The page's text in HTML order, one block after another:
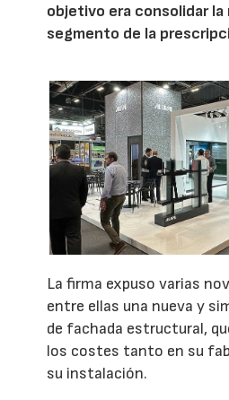
objetivo era consolidar la
segmento de la
La firma expuso varias
entre ellas una nueva y
de fachada estructural,
los costes tanto en su
su instalación.